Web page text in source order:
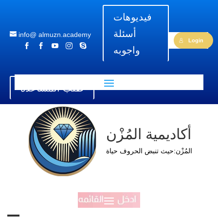
info@ almuzn.academy
    
فيديوهات
أسئلة
واجوبه
Login
طلب المساعدة
أكاديمية المُزْن
المُزْن:حيث تنبض الحروف حياة